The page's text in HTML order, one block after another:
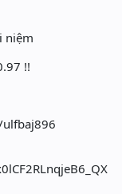
niệm
!!